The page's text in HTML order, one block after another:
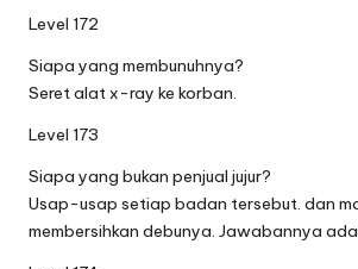
Level 172
Siapa yang membunuhnya?
Seret alat x-ray ke korban.
Level 173
Siapa yang bukan penjual jujur?
Usap-usap setiap badan tersebut. dan
membersihkan debunya. Jawabannya